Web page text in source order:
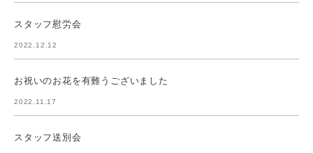
スタッフ慰労会
2022.12.12
お祝いのお花を有難うございました
2022.11.17
スタッフ送別会